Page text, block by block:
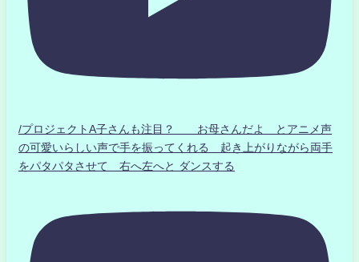
/プロジェクトA子さんも注目？ お母さんだよ とアニメ声
の可愛いらしい声で手を振ってくれる 起き上がりながら両手
をパタパタさせて 右へ左へと ダンスする